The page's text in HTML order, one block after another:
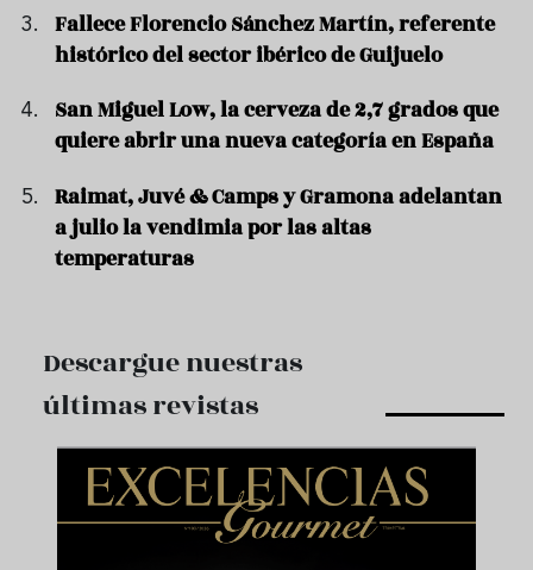
Fallece Florencio Sánchez Martín, referente
histórico del sector ibérico de Guijuelo
San Miguel Low, la cerveza de 2,7 grados que
quiere abrir una nueva categoría en España
Raimat, Juvé & Camps y Gramona adelantan
a julio la vendimia por las altas
temperaturas
Descargue nuestras
últimas revistas